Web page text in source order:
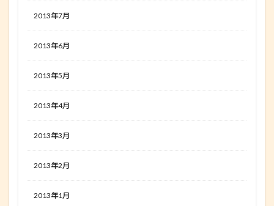
2013年7月
2013年6月
2013年5月
2013年4月
2013年3月
2013年2月
2013年1月